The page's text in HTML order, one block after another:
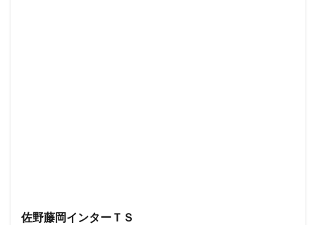
佐野藤岡インターＴＳ